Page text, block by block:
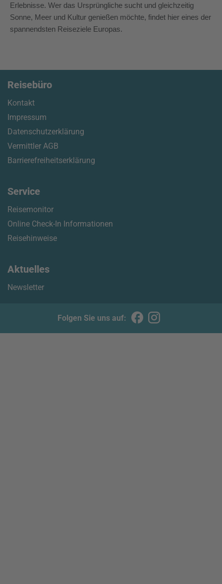
Erlebnisse. Wer das Ursprüngliche sucht und gleichzeitig
Sonne, Meer und Kultur genießen möchte, findet hier eines der
spannendsten Reiseziele Europas.
Reisebüro
Kontakt
Impressum
Datenschutzerklärung
Vermittler AGB
Barrierefreiheitserklärung
Service
Reisemonitor
Online Check-In Informationen
Reisehinweise
Aktuelles
Newsletter
Folgen Sie uns auf: